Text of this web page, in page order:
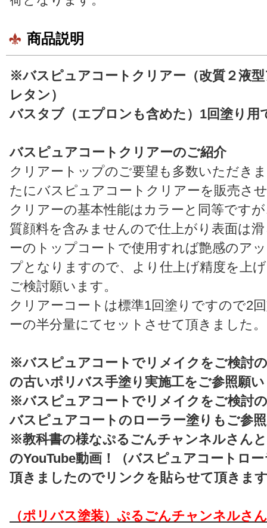
商品説明
※バスピュアコートクリアー（改質２液
レタン）
バスタブ（エプロンも含めた）1回塗り用
バスピュアコートクリアーのご紹介
クリアートップのご要望も多数いただき
たにバスピュアコートクリアーを販売さ
クリアーの基本性能はカラーと同等です
質顔料を含みませんので仕上がり表面は
ーのトップコートで使用すれば艶感のア
プとなりますので、より仕上げ精度を上
ご検討願います。
クリアーコートは標準1回塗りですので2
ーの半分量にてセットさせて頂きました。
※バスピュアコートでリメイクをご検討
の古いポリバス手塗り実施工をご参照願
※バスピュアコートでリメイクをご検討
バスピュアコートのローラー塗りもご参
※教科書の様なぷるごんチャンネルさん
のYouTube動画！（バスピュアコートロ
頂きましたのでリンクを貼らせて頂きま
（ポリバス塗装）ぷるごんチャンネルさ